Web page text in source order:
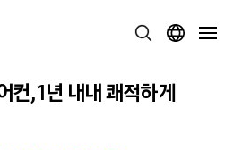
컨, 1년 내내 쾌적하게